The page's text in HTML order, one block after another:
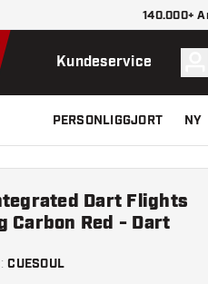
140.000+
Kundeservice
PERSONLIGGJORT NY
: CUESOUL
Dart Flights
Carbon Red - Dart